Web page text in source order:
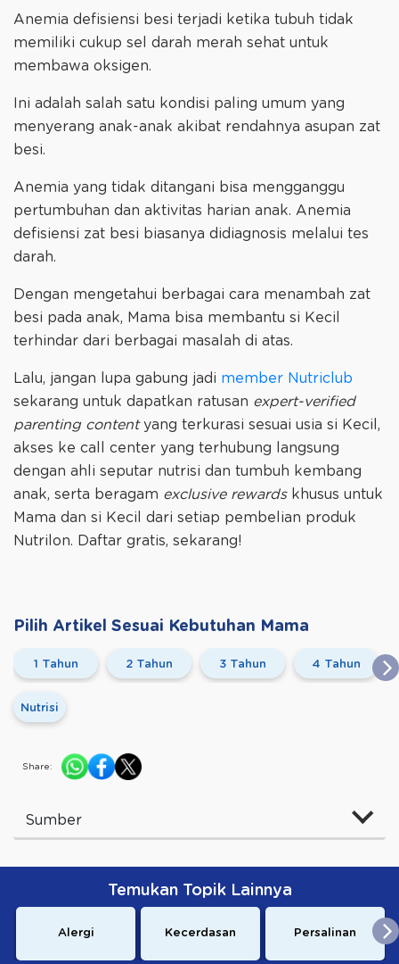
Anemia defisiensi besi terjadi ketika tubuh tidak
memiliki cukup sel darah merah sehat untuk
membawa oksigen.
Ini adalah salah satu kondisi paling umum yang
menyerang anak-anak akibat rendahnya asupan zat
besi.
Anemia yang tidak ditangani bisa mengganggu
pertumbuhan dan aktivitas harian anak. Anemia
defisiensi zat besi biasanya didiagnosis melalui tes
darah.
Dengan mengetahui berbagai cara menambah zat
besi pada anak, Mama bisa membantu si Kecil
terhindar dari berbagai masalah di atas.
Lalu, jangan lupa gabung jadi member Nutriclub
sekarang untuk dapatkan ratusan expert-verified
parenting contentyang terkurasi sesuai usia si Kecil,
akses ke call center yang terhubung langsung
dengan ahli seputar nutrisi dan tumbuh kembang
anak, serta beragam exclusive rewardskhusus untuk
Mama dan si Kecil dari setiap pembelian produk
Nutrilon. Daftar gratis, sekarang!
Pilih Artikel Sesuai Kebutuhan Mama
1 Tahun 2 Tahun 3 Tahun 4 Tahun
Nutrisi
Share:
Sumber
Temukan Topik Lainnya
Alergi Kecerdasan Persalinan